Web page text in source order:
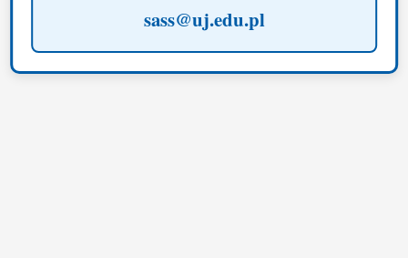
sass@uj.edu.pl